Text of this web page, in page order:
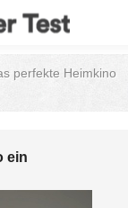
perfekte Heimkino
ein